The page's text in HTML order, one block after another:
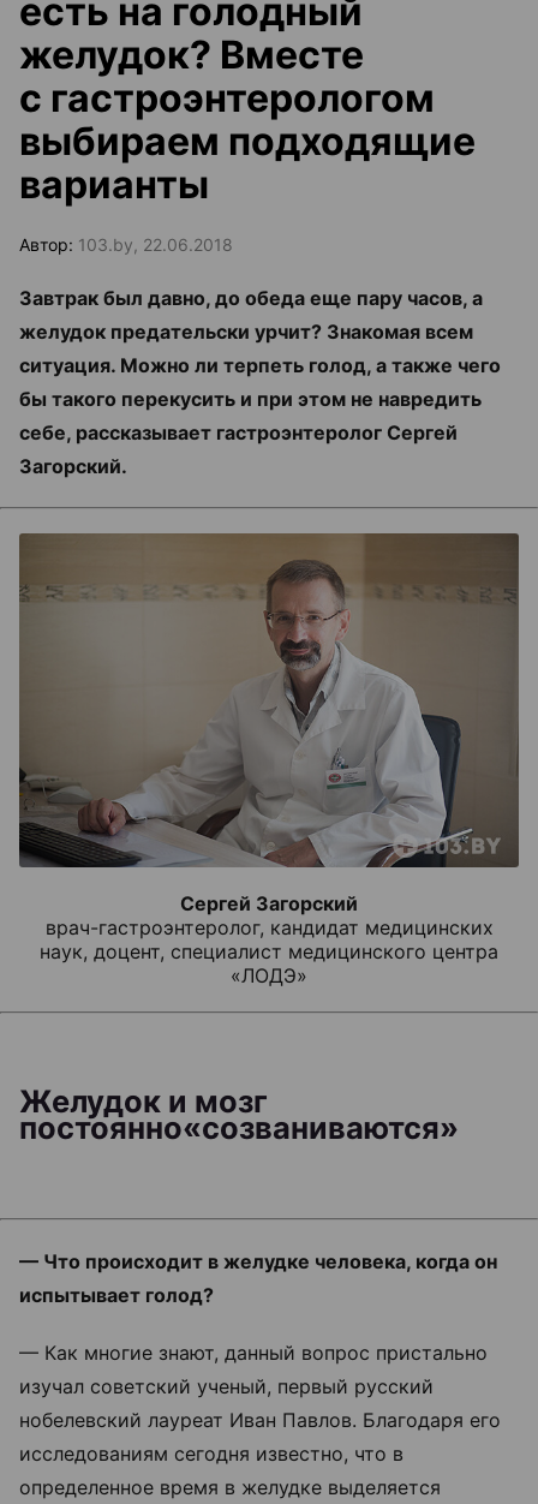
есть на голодный
желудок? Вместе
с гастроэнтерологом
выбираем подходящие
варианты
Автор: 103.by, 22.06.2018
Завтрак был давно, до обеда еще пару часов, а
желудок предательски урчит? Знакомая всем
ситуация. Можно ли терпеть голод, а также чего
бы такого перекусить и при этом не навредить
себе, рассказывает гастроэнтеролог Сергей
Загорский.
Сергей Загорский
врач-гастроэнтеролог, кандидат медицинских
наук, доцент, специалист медицинского центра
«ЛОДЭ»
Желудок и мозг
постоянно«созваниваются»
— Что происходит в желудке человека, когда он
испытывает голод?
— Как многие знают, данный вопрос пристально
изучал советский ученый, первый русский
нобелевский лауреат Иван Павлов. Благодаря его
исследованиям сегодня известно, что в
определенное время в желудке выделяется